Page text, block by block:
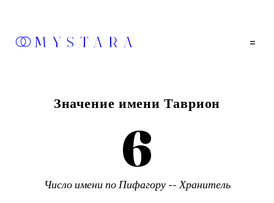
MYSTARA =
Значение имениТаврион
6
Число имени по Пифагору -- Хранитель